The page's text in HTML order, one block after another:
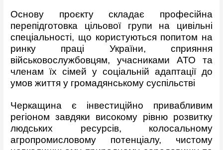
Основу проєкту складає професійна
перепідготовка цільової групи на цивільні
спеціальності, що користуються попитом на
ринку праці України, сприяння
військовослужбовцям, учасниками АТО та
членам їх сімей у соціальній адаптації до
умов життя у громадянському суспільстві
Черкащина є інвестиційно привабливим
регіоном завдяки високому рівню розвитку
людських ресурсів, колосальному
агропромисловому потенціалу, чистому